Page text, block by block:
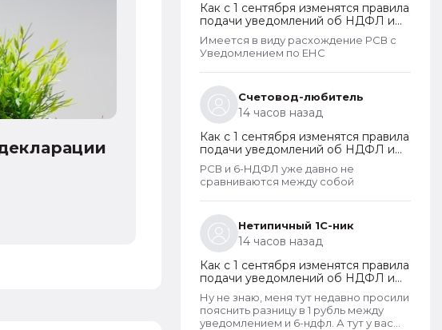
по
Как с 1 сентября изменятся правила
подачи уведомлений об НДФЛ и
страховых взносах
Имеется в виду расхождение РСВ с
Уведомлением по ЕНС
Счетовод-любитель
14 часов назад
Как с 1 сентября изменятся правила
подачи уведомлений об НДФЛ и
страховых взносах
РСВ и 6-НДФЛ уже давно не
сравниваются между собой
Нетипичный 1С-ник
14 часов назад
Как с 1 сентября изменятся правила
подачи уведомлений об НДФЛ и
страховых взносах
Ну не знаю, меня тут недавно просили
пояснить разницу в 1 рубль между
уведомлением и 6-ндфл. А тут у вас